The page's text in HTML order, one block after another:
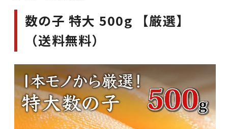
数の子 特大 500g 【厳選】
（送料無料）